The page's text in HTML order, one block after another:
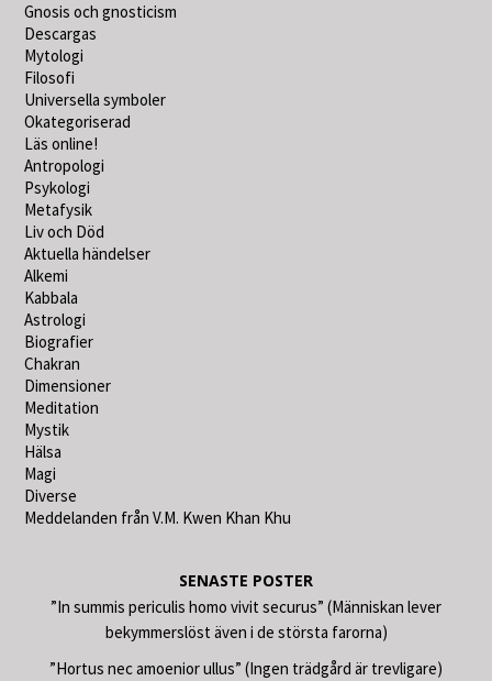
Gnosis och gnosticism
Descargas
Mytologi
Filosofi
Universella symboler
Okategoriserad
Läs online!
Antropologi
Psykologi
Metafysik
Liv och Död
Aktuella händelser
Alkemi
Kabbala
Astrologi
Biografier
Chakran
Dimensioner
Meditation
Mystik
Hälsa
Magi
Diverse
Meddelanden från V.M. Kwen Khan Khu
SENASTE POSTER
”In summis periculis homo vivit securus” (Människan lever
bekymmerslöst även i de största farorna)
”Hortus nec amoenior ullus” (Ingen trädgård är trevligare)